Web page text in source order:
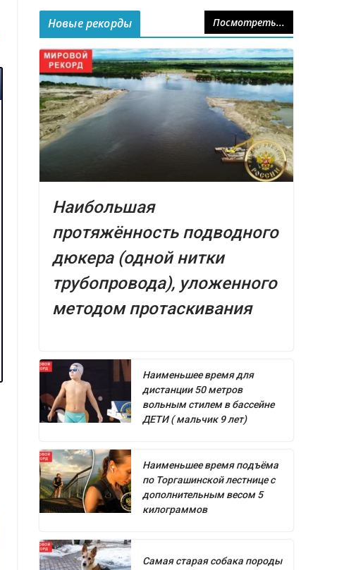
Новые рекорды Посмотреть...
Наибольшая
протяжённость подводного
дюкера (одной нитки
трубопровода), уложенного
методом протаскивания
Наименьшее время для
дистанции 50 метров
вольным стилем в бассейне
ДЕТИ ( мальчик 9 лет)
Наименьшее время подъёма
по Торгашинской лестнице с
дополнительным весом 5
килограммов
Самая старая собака породы